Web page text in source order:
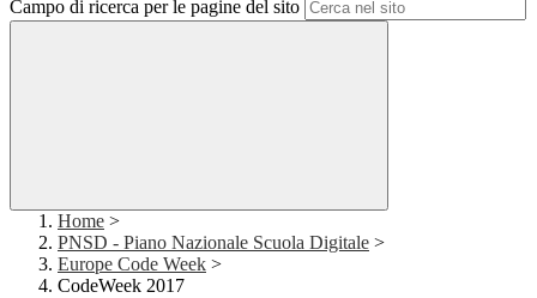
Campo di ricerca per le pagine del sito
Home >
PNSD - Piano Nazionale Scuola Digitale >
Europe Code Week >
CodeWeek 2017